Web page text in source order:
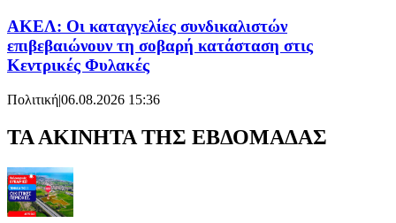
ΑΚΕΛ: Οι καταγγελίες συνδικαλιστών
επιβεβαιώνουν τη σοβαρή κατάσταση στις
Κεντρικές Φυλακές
Πολιτική|06.08.2026 15:36
ΤΑ ΑΚΙΝΗΤΑ ΤΗΣ ΕΒΔΟΜΑΔΑΣ